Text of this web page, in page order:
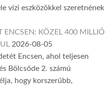
vízi eszközökkel szeretnének
ENCSEN: KÖZEL 400 MILLIÓ
2026-08-05
Encsen, ahol teljesen
Bölcsőde 2. számú
hogy korszerűbb,